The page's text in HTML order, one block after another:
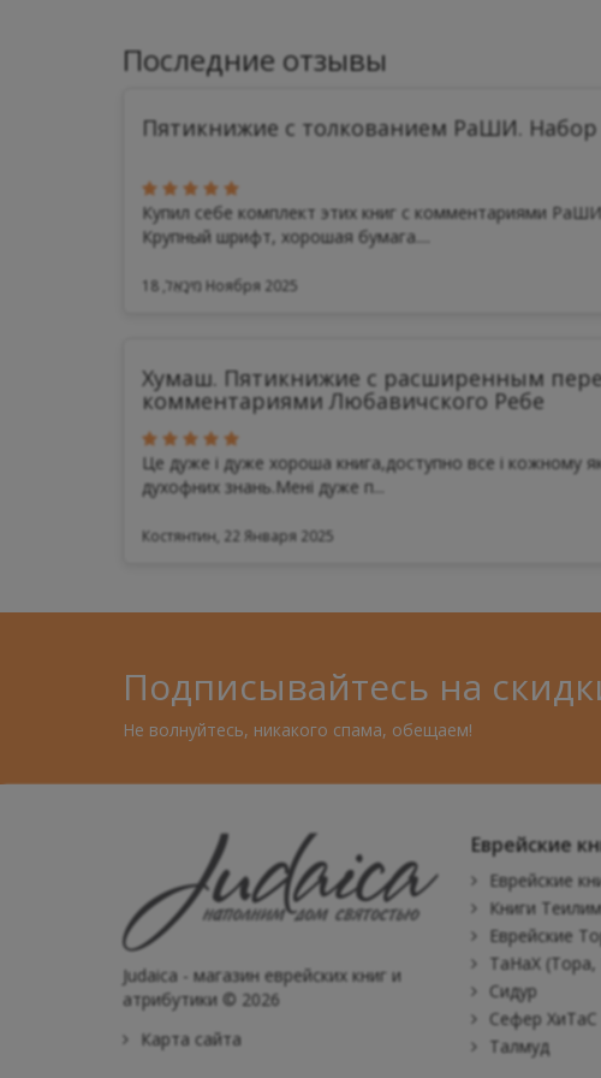
Последние отзывы
Пятикнижие с толкованием РаШИ.
Купил себе комплект этих книг с комментариями
Крупный шрифт, хорошая бумага....
מִיכָאֵל, 18 Ноября 2025
Хумаш. Пятикнижие с расширенным
комментариями Любавичского Ребе
Це дуже і дуже хороша книга,доступно все і кожному
духофних знань.Мені дуже п...
Костянтин, 22 Января 2025
Подписывайтесь на
Не волнуйтесь, никакого спама, обещаем!
Judaica - магазин еврейских книг и
атрибутики © 2026
Карта сайта
Еврейские
Еврейские
Книги Теилим
Еврейские
ТаНаХ
Сидур
Сефер ХиТаС
Талмуд